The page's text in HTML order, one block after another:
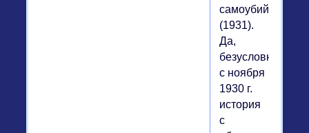
самоубийстве"
(1931).
Да,
безусловно,
с ноября
1930 г.
история
с